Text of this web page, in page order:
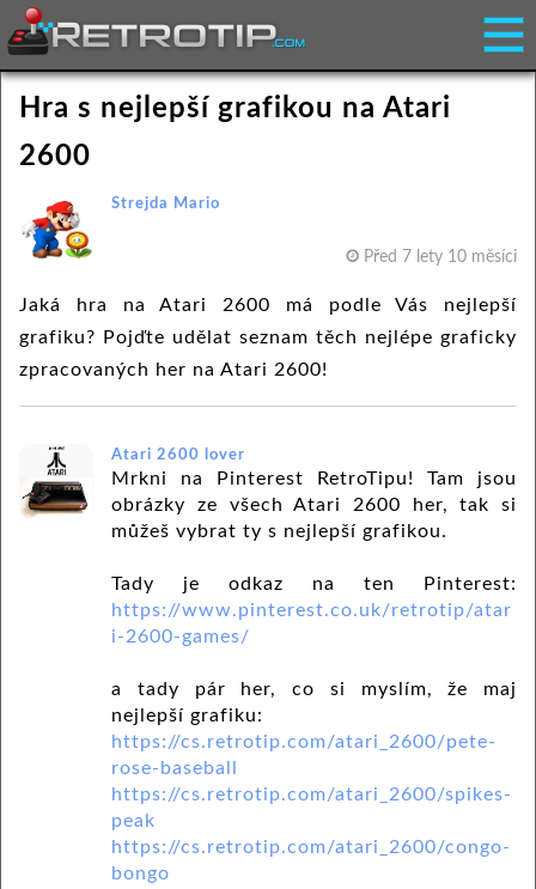
Hra s nejlepší grafikou na Atari
2600
Strejda Mario
Před 7 lety 10 měsíci
Jaká hra na Atari 2600 má podle Vás nejlepší
grafiku? Pojďte udělat seznam těch nejlépe graficky
zpracovaných her na Atari 2600!
Atari 2600 lover
Mrkni na Pinterest RetroTipu! Tam jsou
obrázky ze všech Atari 2600 her, tak si
můžeš vybrat ty s nejlepší grafikou.
Tady je odkaz na ten Pinterest:
https://www.pinterest.co.uk/retrotip/atar
i-2600-games/
a tady pár her, co si myslím, že maj
nejlepší grafiku:
https://cs.retrotip.com/atari_2600/pete-
rose-baseball
https://cs.retrotip.com/atari_2600/spikes-
peak
https://cs.retrotip.com/atari_2600/congo-
bongo